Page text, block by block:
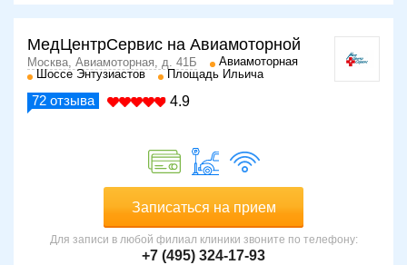
МедЦентрСервис на Авиамоторной
Москва, Авиамоторная, д. 41Б
Авиамоторная
Шоссе Энтузиастов
Площадь Ильича
72 отзыва 4.9
Записаться на прием
Для записи в любой филиал клиники звоните по телефону:
+7 (495) 324-17-93